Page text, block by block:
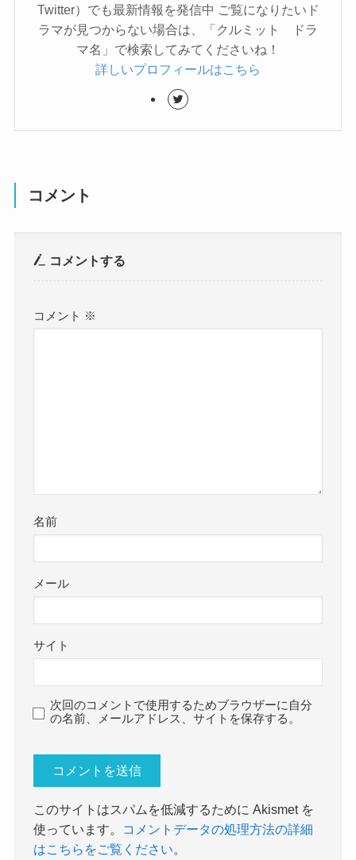
Twitter）でも最新情報を発信中 ご覧になりたいド
ラマが見つからない場合は、「クルミット ドラ
マ名」で検索してみてくださいね！
詳しいプロフィールはこちら
コメント
コメントする
コメント ※
名前
メール
サイト
次回のコメントで使用するためブラウザーに自分
の名前、メールアドレス、サイトを保存する。
このサイトはスパムを低減するために Akismet を
使っています。
コメントデータの処理方法の詳細
はこちらをご覧ください。